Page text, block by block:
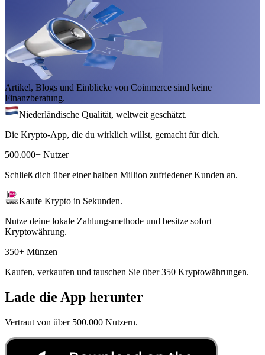
Artikel, Blogs und Einblicke von Coinmerce sind keine
Finanzberatung.
Niederländische Qualität, weltweit geschätzt.
Die Krypto-App, die du wirklich willst, gemacht für dich.
500.000+ Nutzer
Schließ dich über einer halben Million zufriedener Kunden an.
Kaufe Krypto in Sekunden.
Nutze deine lokale Zahlungsmethode und besitze sofort
Kryptowährung.
350+ Münzen
Kaufen, verkaufen und tauschen Sie über 350 Kryptowährungen.
Lade die App herunter
Vertraut von über 500.000 Nutzern.